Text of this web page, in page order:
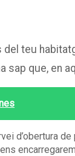
teu
que, en
d’obertura